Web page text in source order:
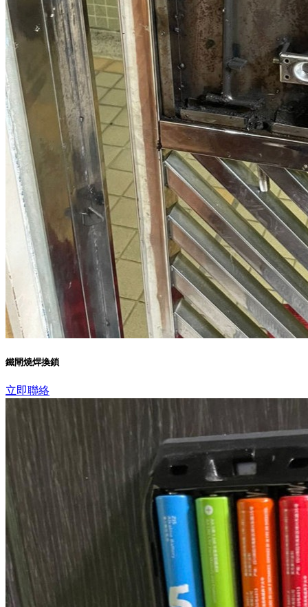
鐵閘燒焊換鎖
立即聯絡